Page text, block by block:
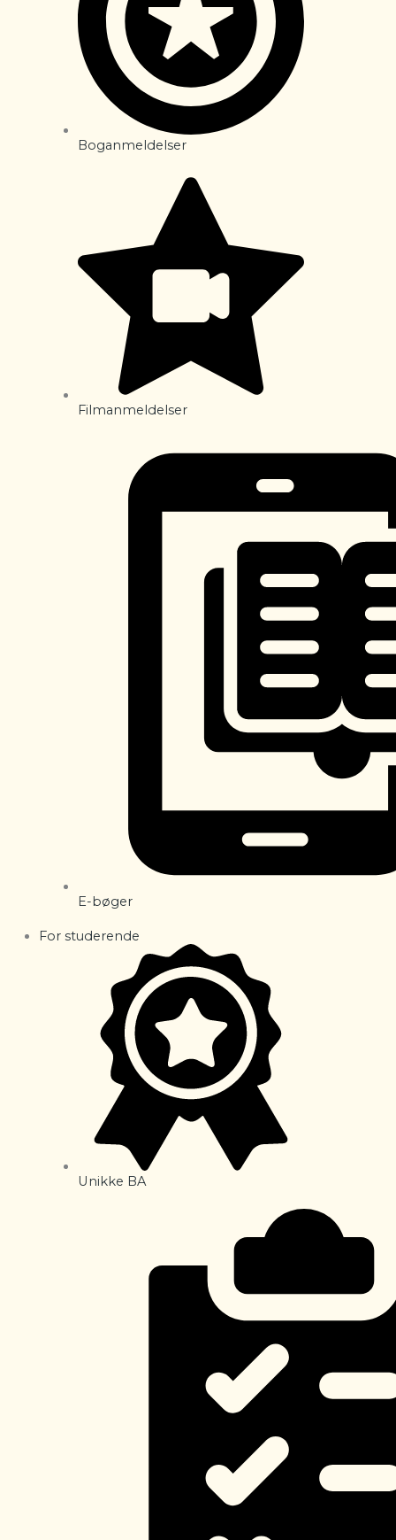
Boganmeldelser
Filmanmeldelser
E-bøger
For studerende
Unikke BA